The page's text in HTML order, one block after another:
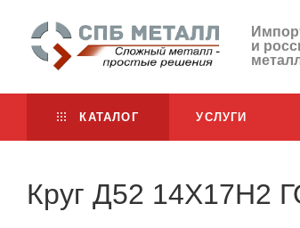
и
КАТАЛОГ УСЛУГИ
Круг Д52 14Х17Н2